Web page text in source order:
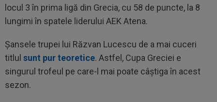
locul 3 în prima ligă din Grecia, cu 58 de puncte, la 8
lungimi în spatele liderului AEK Atena.
Șansele trupei lui Răzvan Lucescu de a mai cuceri
titlul sunt pur teoretice. Astfel, Cupa Greciei e
singurul trofeul pe care-l mai poate câștiga în acest
sezon.